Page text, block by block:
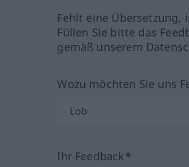
Fehlt eine Übersetzung,
Füllen Sie bitte das
gemäß unserem
Wozu möchten Sie uns
Ihr Feedback*